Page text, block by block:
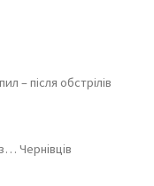
– після обстрілів
Чернівців